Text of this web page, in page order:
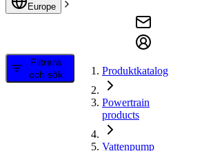
Europe
Filtrera
och sök
Produktkatalog
Powertrain
products
Vattenpump